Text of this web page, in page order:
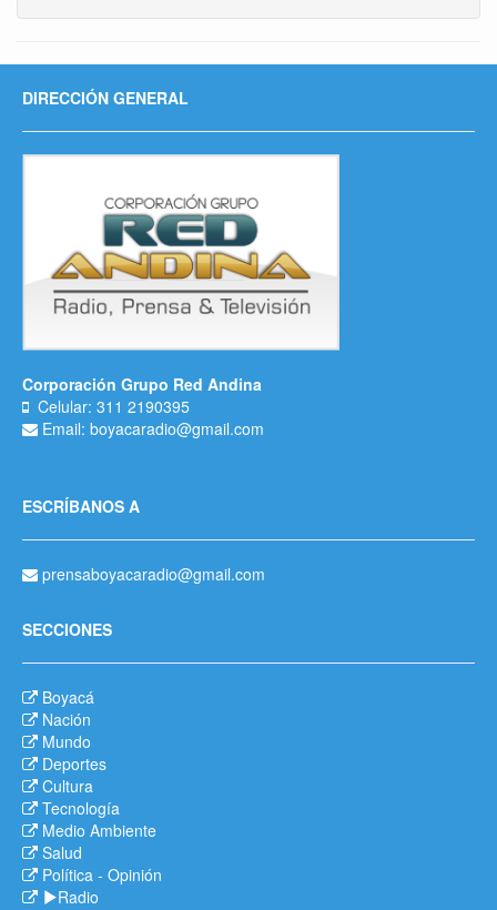
DIRECCIÓN GENERAL
Corporación Grupo Red Andina
Celular: 311 2190395
Email: boyacaradio@gmail.com
ESCRÍBANOS A
prensaboyacaradio@gmail.com
SECCIONES
Boyacá
Nación
Mundo
Deportes
Cultura
Tecnología
Medio Ambiente
Salud
Política - Opinión
Radio